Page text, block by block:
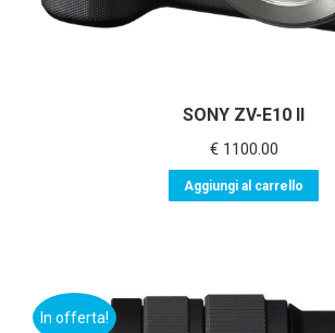
SONY ZV-E10 II
€1100.00
Aggiungi al carrello
In offerta!